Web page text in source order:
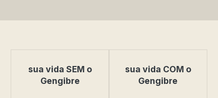
sua vida SEM o
Gengibre
sua vida COM o
Gengibre